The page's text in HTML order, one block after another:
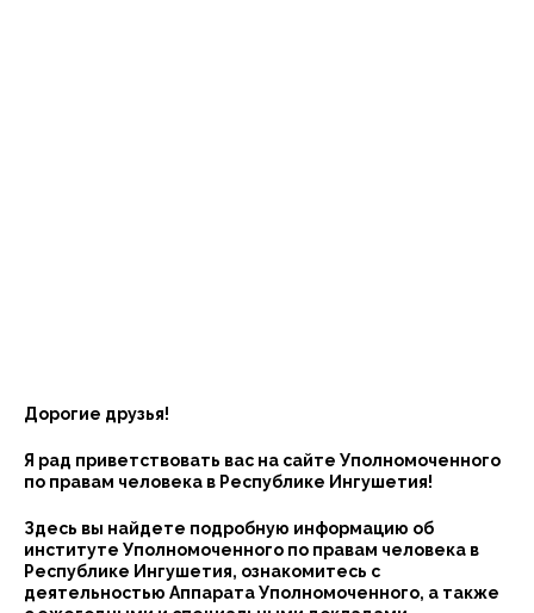
Дорогие друзья!
Я рад приветствовать вас на сайте Уполномоченного
по правам человека в Республике Ингушетия!
Здесь вы найдете подробную информацию об
институте Уполномоченного по правам человека в
Республике Ингушетия, ознакомитесь с
деятельностью Аппарата Уполномоченного, а также